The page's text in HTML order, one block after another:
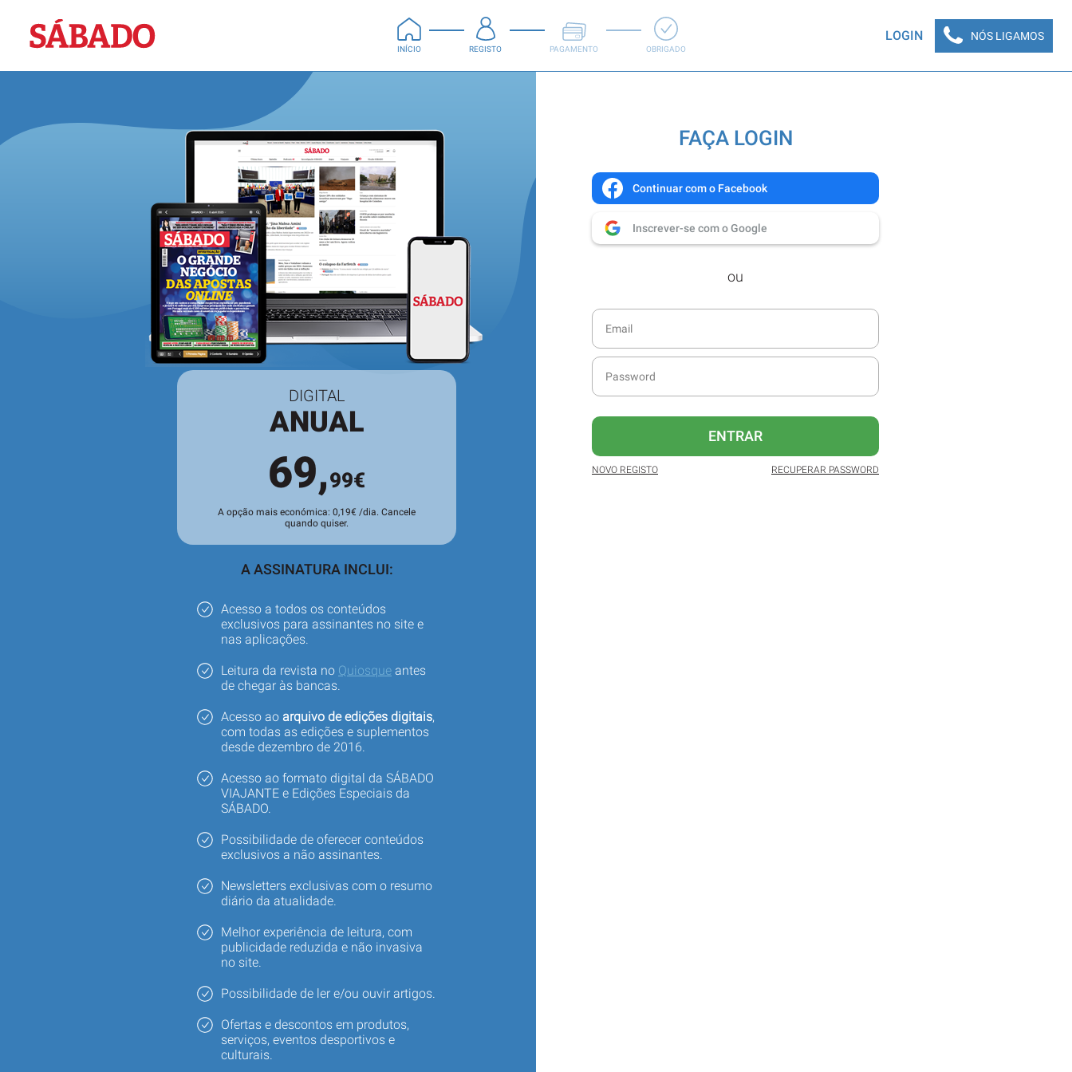
Sábado
INÍCIO REGISTO PAGAMENTO OBRIGADO
LOGIN NÓS LIGAMOS
DIGITAL
ANUAL
69,99€
A opção mais económica: 0,19€ /dia. Cancele
quando quiser.
A ASSINATURA INCLUI:
Acesso a todos os conteúdos
exclusivos para assinantes no site e
nas aplicações.
Leitura da revista no Quiosque antes
de chegar às bancas.
Acesso ao arquivo de edições digitais,
com todas as edições e suplementos
desde dezembro de 2016.
Acesso ao formato digital da SÁBADO
VIAJANTE e Edições Especiais da
SÁBADO.
Possibilidade de oferecer conteúdos
exclusivos a não assinantes.
Newsletters exclusivas com o resumo
diário da atualidade.
Melhor experiência de leitura, com
publicidade reduzida e não invasiva
no site.
Possibilidade de ler e/ou ouvir artigos.
Ofertas e descontos em produtos,
serviços, eventos desportivos e
culturais.
FAÇA LOGIN
Continuar com o Facebook
Inscrever-se com o Google
ou
ENTRAR
NOVO REGISTO RECUPERAR PASSWORD